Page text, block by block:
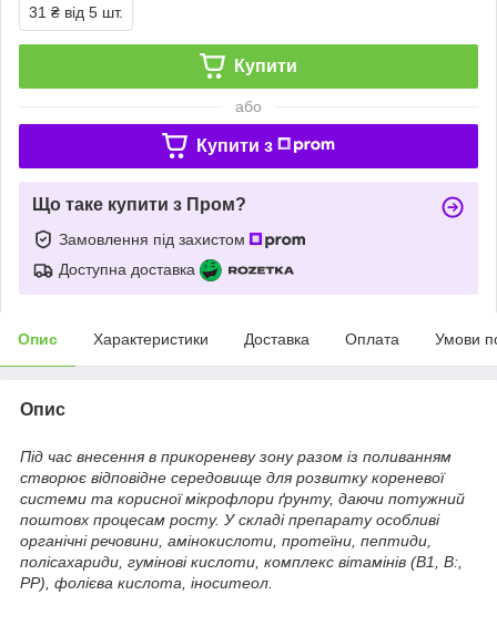
31 ₴ від 5 шт.
Купити
або
Купити з
Що таке купити з Пром?
Замовлення під захистом
Доступна доставка
Опис Характеристики Доставка Оплата Умови
Опис
Під час внесення в прикореневу зону разом із поливанням
створює відповідне середовище для розвитку кореневої
системи та корисної мікрофлори ґрунту, даючи потужний
поштовх процесам росту. У складі препарату особливі
органічні речовини, амінокислоти, протеїни, пептиди,
полісахариди, гумінові кислоти, комплекс вітамінів (В1, В:,
PP), фолієва кислота, іноситеол.